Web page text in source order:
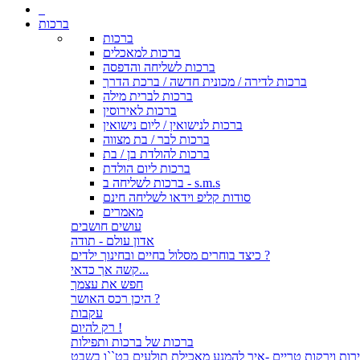
ברכות
ברכות
ברכות למאכלים
ברכות לשליחה והדפסה
ברכות לדירה / מכונית חדשה / ברכת הדרך
ברכות לברית מילה
ברכות לאירוסין
ברכות לנישואין / ליום נישואין
ברכות לבר / בת מצווה
ברכות להולדת בן / בת
ברכות ליום הולדת
ברכות לשליחה ב - s.m.s
סודות קליפ וידאו לשליחה חינם
מאמרים
עושים חושבים
אדון עולם - תודה
כיצד בוחרים מסלול בחיים ובחינוך ילדים ?
קשה אך כדאי...
חפש את עצמך
היכן רכס האושר ?
עקבות
רק להיום !
ברכות של ברכות ותפילות
וירקות טריים -איך להמנע מאכילת תולעים בט``ו בשבט